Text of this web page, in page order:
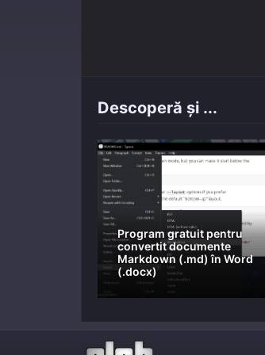
Descoperă și ...
Program gratuit pentru
convertit documente
Markdown (.md) în Word
(.docx)